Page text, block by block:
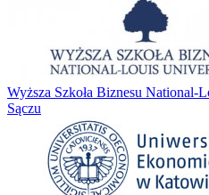
Wyższa Szkoła Biznesu
Sączu